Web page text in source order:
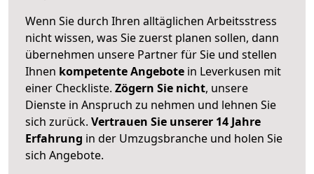
Wenn Sie durch Ihren alltäglichen Arbeitsstress
nicht wissen, was Sie zuerst planen sollen, dann
übernehmen unsere Partner für Sie und stellen
Ihnen kompetente Angebote in Leverkusen mit
einer Checkliste. Zögern Sie nicht, unsere
Dienste in Anspruch zu nehmen und lehnen Sie
sich zurück. Vertrauen Sie unserer 14 Jahre
Erfahrung in der Umzugsbranche und holen Sie
sich Angebote.